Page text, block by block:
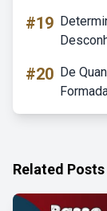
#19
#20 De
Related Posts